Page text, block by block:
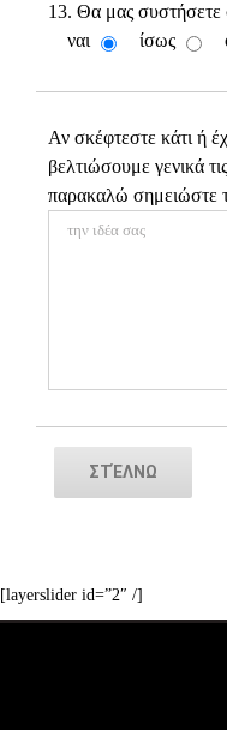
13. Θα μας συστήσετε
ναι
ίσως
Αν σκέφτεστε κάτι ή
βελτιώσουμε γενικά
παρακαλώ σημειώστε
[layerslider id=”2″ /]